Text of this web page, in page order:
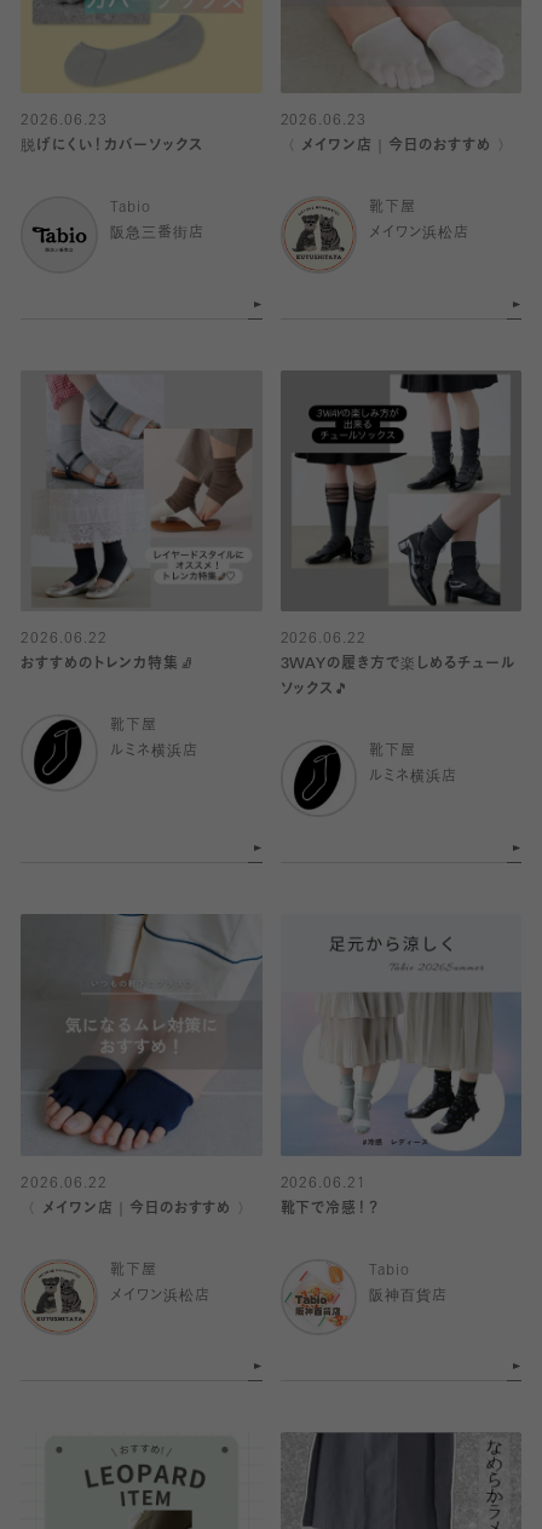
2026.06.23
脱げにくい！カバーソックス
Tabio
阪急三番街店
2026.06.23
〈 メイワン店｜今日のおすすめ 〉
靴下屋
メイワン浜松店
2026.06.22
おすすめのトレンカ特集🧦
靴下屋
ルミネ横浜店
2026.06.22
3WAYの履き方で楽しめるチュール
ソックス🎵
靴下屋
ルミネ横浜店
2026.06.22
〈 メイワン店｜今日のおすすめ 〉
靴下屋
メイワン浜松店
2026.06.21
靴下で冷感！？
Tabio
阪神百貨店